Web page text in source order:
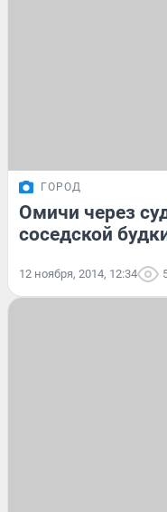
ГОРОД
Омичи через
соседской
12 ноября, 2014, 12:34